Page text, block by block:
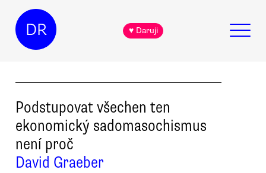
DR ♥ Daruji
Podstupovat všechen ten
ekonomický sadomasochismus
není proč
David Graeber